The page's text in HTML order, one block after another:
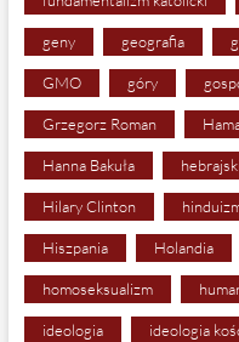
geny geografia
GMO góry
Grzegorz Roman
Hanna Bakuła hebrajski
Hilary Clinton
Hiszpania Holandia
homoseksualizm
ideologia ideologia